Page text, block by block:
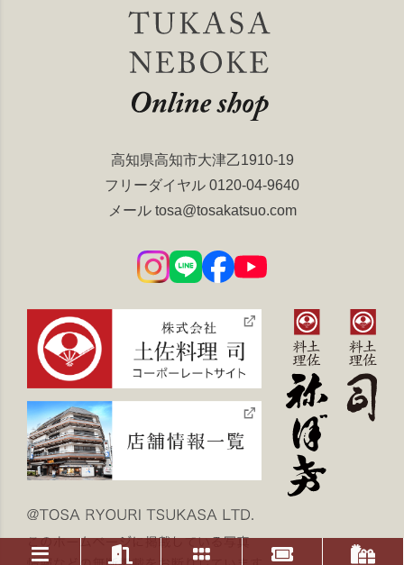
高知県高知市大津乙1910-19
フリーダイヤル 0120-04-9640
メール tosa@tosakatsuo.com